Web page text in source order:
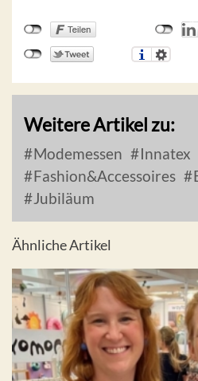
Weitere Artikel zu:
Modemessen
Innatex
Fashion&Accessoires
Jubiläum
Ähnliche Artikel